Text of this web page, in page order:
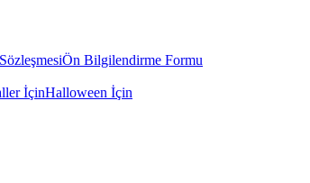
Ön Bilgilendirme Formu
İçinHalloween İçin